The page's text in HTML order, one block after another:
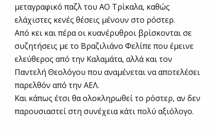
μεταγραφικό παζλ του ΑΟ Τρίκαλα, καθώς
ελάχιστες κενές θέσεις μένουν στο ρόστερ.
Από κει και πέρα οι κυανέρυθροι βρίσκονται σε
συζητήσεις με το Βραζιλιάνο Φελίπε που έμεινε
ελεύθερος από την Καλαμάτα, αλλά και τον
Παντελή Θεολόγου που αναμένεται να αποτελέσει
παρελθόν από την ΑΕΛ.
Και κάπως έτσι θα ολοκληρωθεί το ρόστερ, αν δεν
παρουσιαστεί στη συνέχεια κάτι πολύ αξιόλογο.